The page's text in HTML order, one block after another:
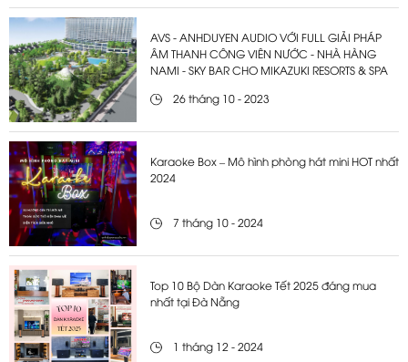
AVS - ANHDUYEN AUDIO VỚI FULL GIẢI PHÁP
ÂM THANH CÔNG VIÊN NƯỚC - NHÀ HÀNG
NAMI - SKY BAR CHO MIKAZUKI RESORTS & SPA
26 tháng 10 - 2023
Karaoke Box – Mô hình phòng hát mini HOT nhất
2024
7 tháng 10 - 2024
Top 10 Bộ Dàn Karaoke Tết 2025 đáng mua
nhất tại Đà Nẵng
1 tháng 12 - 2024